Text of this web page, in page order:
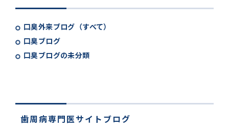
口臭外来ブログ（すべて）
口臭ブログ
口臭ブログの未分類
歯周病専門医サイトブログ